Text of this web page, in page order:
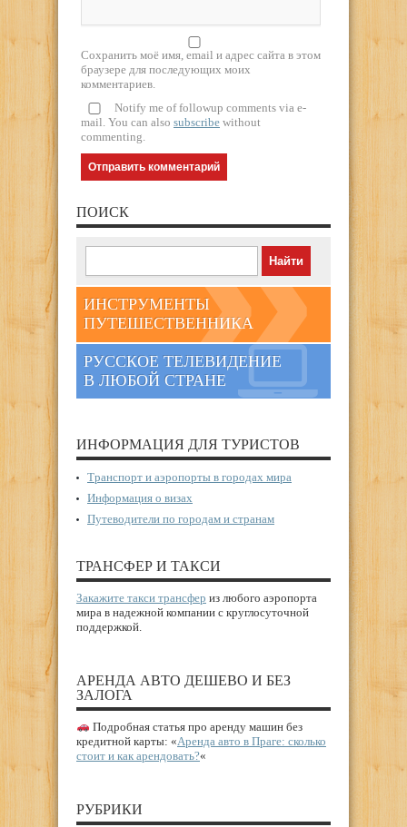
Сохранить моё имя, email и адрес сайта в этом
браузере для последующих моих
комментариев.
Notify me of followup comments via e-
mail. You can also subscribe without
commenting.
ПОИСК
ИНСТРУМЕНТЫ
ПУТЕШЕСТВЕННИКА
РУССКОЕ ТЕЛЕВИДЕНИЕ
В ЛЮБОЙ СТРАНЕ
ИНФОРМАЦИЯ ДЛЯ ТУРИСТОВ
Транспорт и аэропорты в городах мира
Информация о визах
Путеводители по городам и странам
ТРАНСФЕР И ТАКСИ
Закажите такси трансфер из любого аэропорта
мира в надежной компании с круглосуточной
поддержкой.
АРЕНДА АВТО ДЕШЕВО И БЕЗ
ЗАЛОГА
Подробная статья про аренду машин без
кредитной карты: «Аренда авто в Праге: сколько
стоит и как арендовать?«
РУБРИКИ